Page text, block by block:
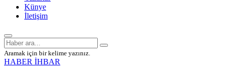
Künye
İletişim
Aramak için bir kelime yazınız.
HABER İHBAR